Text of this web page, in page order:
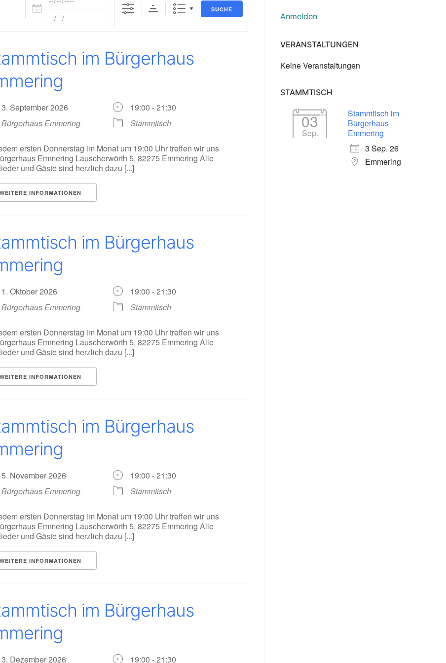
SUCHE
im Bürgerhaus
3. September 2026
19:00 - 21:30
Bürgerhaus Emmering
Stammtisch
ersten Donnerstag im Monat um 19:00 Uhr treffen wir uns
Emmering Lauscherwörth 5, 82275 Emmering Alle
und Gäste sind herzlich dazu [...]
WEITERE INFORMATIONEN
im Bürgerhaus
1. Oktober 2026
19:00 - 21:30
Bürgerhaus Emmering
Stammtisch
ersten Donnerstag im Monat um 19:00 Uhr treffen wir uns
Emmering Lauscherwörth 5, 82275 Emmering Alle
und Gäste sind herzlich dazu [...]
WEITERE INFORMATIONEN
im Bürgerhaus
5. November 2026
19:00 - 21:30
Bürgerhaus Emmering
Stammtisch
ersten Donnerstag im Monat um 19:00 Uhr treffen wir uns
Emmering Lauscherwörth 5, 82275 Emmering Alle
und Gäste sind herzlich dazu [...]
WEITERE INFORMATIONEN
im Bürgerhaus
3. Dezember 2026 19:00 - 21:30
Anmelden
VERANSTALTUNGEN
Keine Veranstaltungen
STAMMTISCH
03
Sep.
Stammtisch im
Bürgerhaus
Emmering
3 Sep. 26
Emmering